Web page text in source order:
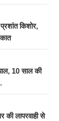
किशोर,
10 साल की
की लापरवाही से